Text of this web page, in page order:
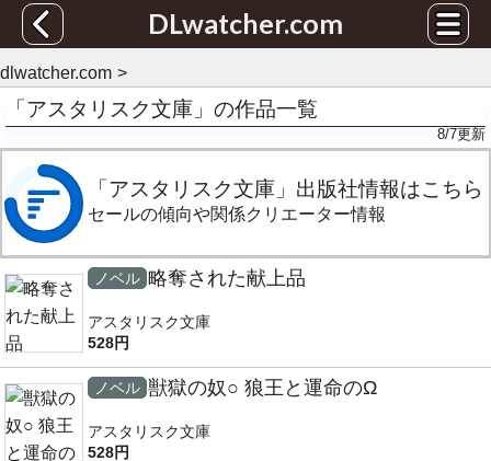
DLwatcher.com
dlwatcher.com
「アスタリスク文庫」の作品一覧
8/7更新
「アスタリスク文庫」出版社情報はこちら
セールの傾向や関係クリエーター情報
ノベル 略奪された献上品
アスタリスク文庫
528円
ノベル 獣獄の奴○ 狼王と運命のΩ
アスタリスク文庫
528円